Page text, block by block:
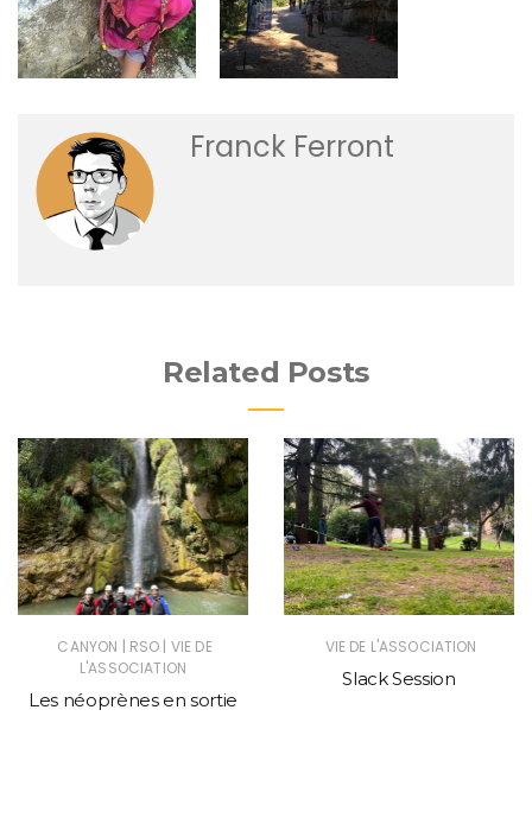
Franck Ferront
Related Posts
CANYON | RSO | VIE DE
L'ASSOCIATION
Les néoprènes en sortie
VIE DE L'ASSOCIATION
Slack Session